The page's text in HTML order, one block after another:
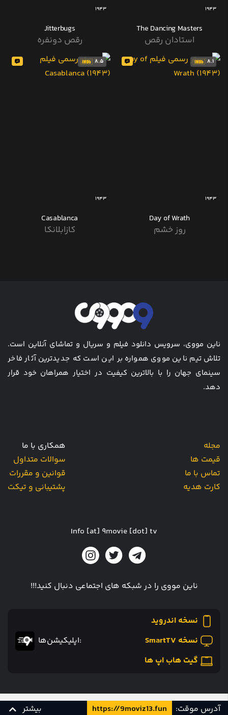
1943
The Dancing Masters
استادان رقص
1943
Jitterbugs
رقص دونفره
8.1
1943
Day of Wrath
روز خشم
8.5
1943
Casablanca
کازابلانکا
آدرس موقت: https://9moviz13.fun بیشتر
ناین مووی، سرویس دانلود فیلم و سریال و تماشای آنلاین است.
تلاش تیم ناین مووی همواره بر این است که جدیدترین آثار فاخر
سینمای جهان را با بالاترین کیفیت در اختیار همراهان خود قرار
دهد.
مجله
قیمت ها
تماس با ما
کارت هدیه
همکاری با ما
سوالات متداول
قوانین و مقررات
پشتیبانی و تیکت
Info [at] 9movie [dot] tv
ناین مووی را در شبکه های اجتماعی دنبال کنید!!!
نسخه اندروید
نسخه SmartTV
گیت هاب اپ ها
:اپلیکیشن‌ها
طراحی و توسعه توسط